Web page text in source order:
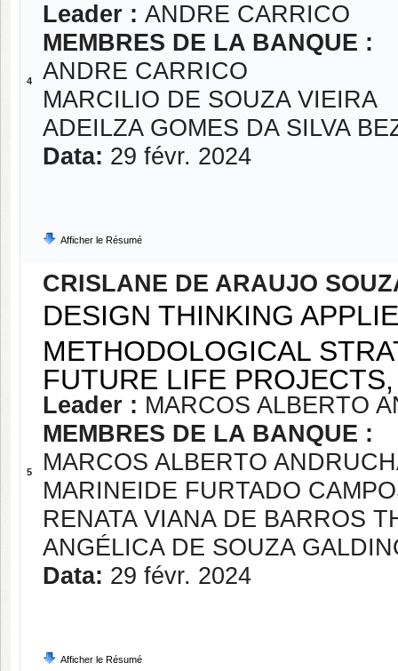
4
Leader : ANDRE CARRICO
MEMBRES DE LA BANQUE :
ANDRE CARRICO
MARCILIO DE SOUZA VIEIRA
ADEILZA GOMES DA SILVA
Data: 29 févr. 2024
Afficher le Résumé
5
CRISLANE DE ARAUJO
DESIGN THINKING
METHODOLOGICAL
FUTURE LIFE
Leader : MARCOS ALBERTO
MEMBRES DE LA BANQUE :
MARCOS ALBERTO
MARINEIDE FURTADO
RENATA VIANA DE BARROS
ANGÉLICA DE SOUZA
Data: 29 févr. 2024
Afficher le Résumé